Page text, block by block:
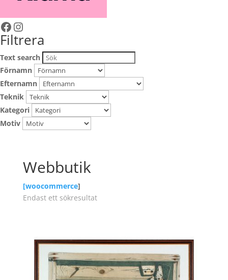
Facebook
Instagram
Filtrera
Text search
Förnamn
Efternamn
Teknik
Kategori
Motiv
Webbutik
[woocommerce]
Endast ett sökresultat